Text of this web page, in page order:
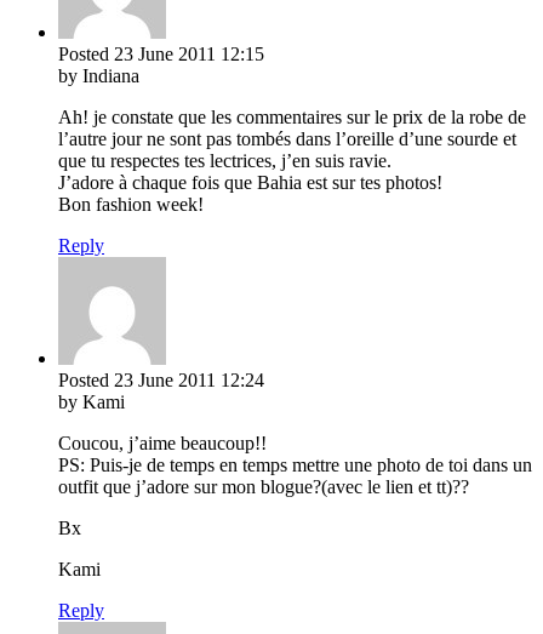
Posted 23 June 2011 12:15
by Indiana
Ah! je constate que les commentaires sur le prix de la robe de
l’autre jour ne sont pas tombés dans l’oreille d’une sourde et
que tu respectes tes lectrices, j’en suis ravie.
J’adore à chaque fois que Bahia est sur tes photos!
Bon fashion week!
Reply
Posted 23 June 2011 12:24
by Kami
Coucou, j’aime beaucoup!!
PS: Puis-je de temps en temps mettre une photo de toi dans un
outfit que j’adore sur mon blogue?(avec le lien et tt)??
Bx
Kami
Reply